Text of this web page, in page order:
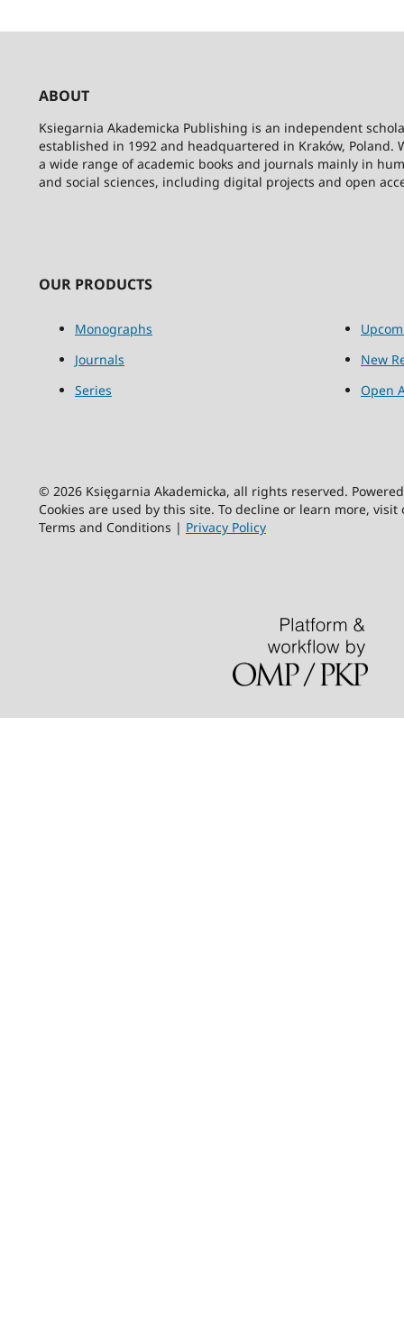
ABOUT
Ksiegarnia Akademicka Publishing is an independent
established in 1992 and headquartered in Kraków, Poland.
a wide range of academic books and journals mainly in
and social sciences, including digital projects and open
OUR PRODUCTS
Monographs
Journals
Series
New
Open
© 2026 Księgarnia Akademicka, all rights reserved.
Cookies are used by this site. To decline or learn more,
Terms and Conditions | Privacy Policy